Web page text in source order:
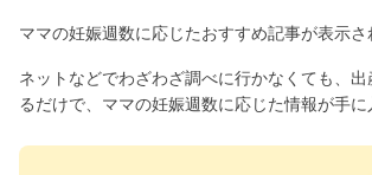
ママの妊娠週数に応じたおすすめ記事が表示さ
ネットなどでわざわざ調べに行かなくても、
るだけで、ママの妊娠週数に応じた情報が手に